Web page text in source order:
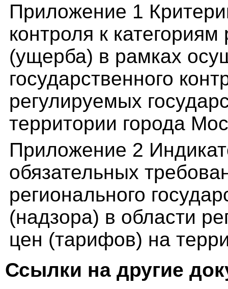
Приложение 1
контроля к
(ущерба) в рамках
государственного
регулируемых
территории города
Приложение 2
обязательных
регионального
(надзора) в области
цен (тарифов) на
Ссылки на другие